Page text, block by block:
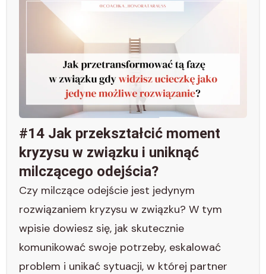
#14 Jak przekształcić moment
kryzysu w związku i uniknąć
milczącego odejścia?
Czy milczące odejście jest jedynym
rozwiązaniem kryzysu w związku? W tym
wpisie dowiesz się, jak skutecznie
komunikować swoje potrzeby, eskalować
problem i unikać sytuacji, w której partner